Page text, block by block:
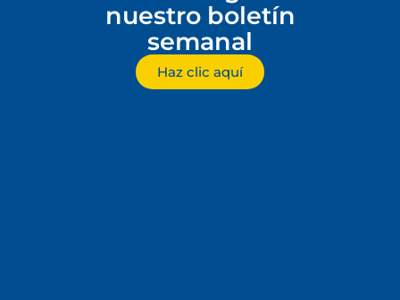
nuestro boletín
semanal
Haz clic aquí